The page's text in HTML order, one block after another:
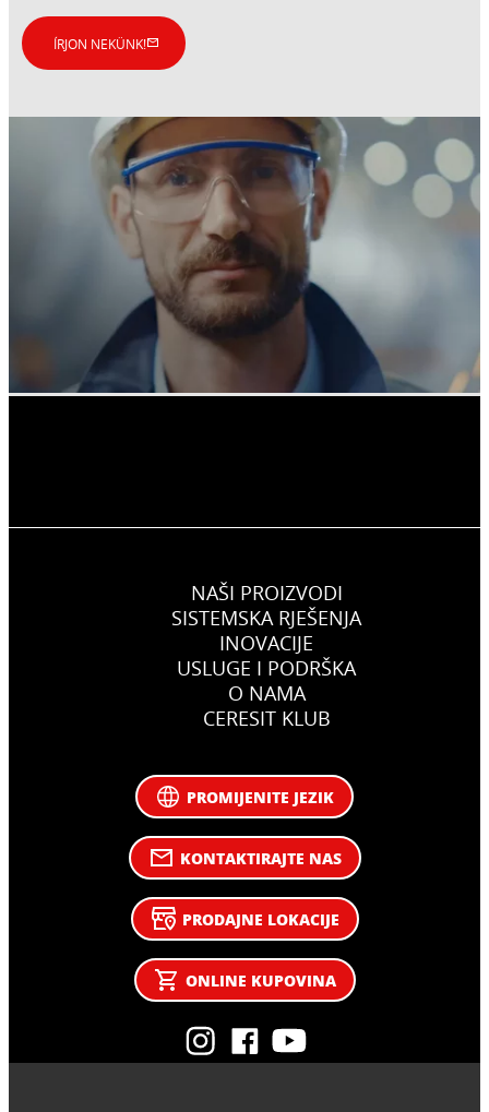
ÍRJON NEKÜNK!
NAŠI PROIZVODI
SISTEMSKA RJEŠENJA
INOVACIJE
USLUGE I PODRŠKA
O NAMA
CERESIT KLUB
PROMIJENITE JEZIK
KONTAKTIRAJTE NAS
PRODAJNE LOKACIJE
ONLINE KUPOVINA